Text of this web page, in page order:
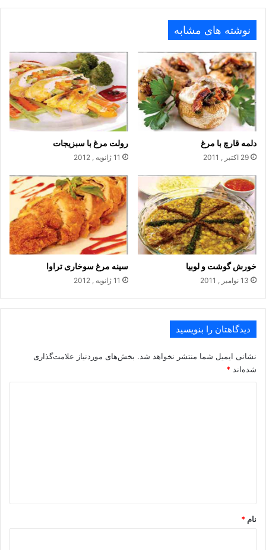
شکاف باید تا عمق سوسیس برود. داخل شکاف سوسیس‌ها را
دور سوسیس‌های پر شده را با ورقه‌های ژامبون بپیچید و محکم کنید.
برای محکم‌تر شدن می‌توانید دور دلمه‌ها را با نخ تمیزی محکم کنید .
فر را از قبل با دمای ۱۸۰ درجه سانتی‌گراد یا ۲۶۰ درجه فارنهایت
.
نوشته های مشابه
دلمه قارچ با مرغ
29 اکتبر , 2011
رولت مرغ با سبزیجات
11 ژانویه , 2012
خورش گوشت و لوبیا
13 نوامبر , 2011
سینه مرغ سوخاری تراوا
11 ژانویه , 2012
دیدگاهتان را بنویسید
نشانی ایمیل شما منتشر نخواهد شد. بخش‌های موردنیاز علامت‌گذاری
شده‌اند *
نام *